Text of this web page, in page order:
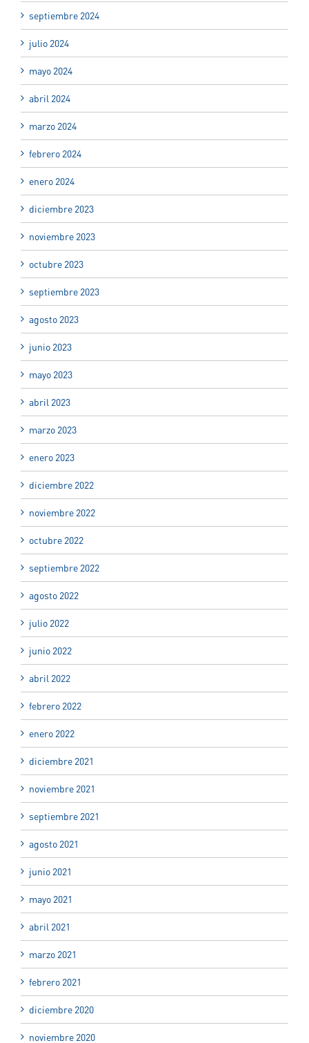
septiembre 2024
julio 2024
mayo 2024
abril 2024
marzo 2024
febrero 2024
enero 2024
diciembre 2023
noviembre 2023
octubre 2023
septiembre 2023
agosto 2023
junio 2023
mayo 2023
abril 2023
marzo 2023
enero 2023
diciembre 2022
noviembre 2022
octubre 2022
septiembre 2022
agosto 2022
julio 2022
junio 2022
abril 2022
febrero 2022
enero 2022
diciembre 2021
noviembre 2021
septiembre 2021
agosto 2021
junio 2021
mayo 2021
abril 2021
marzo 2021
febrero 2021
diciembre 2020
noviembre 2020